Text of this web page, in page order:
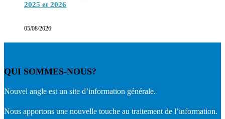
2025 et 2026
05/08/2026
QUI SOMMES-NOUS?
Nouvel angle est un site d’information générale.
Nous apportons une nouvelle touche au traitement de l’information.